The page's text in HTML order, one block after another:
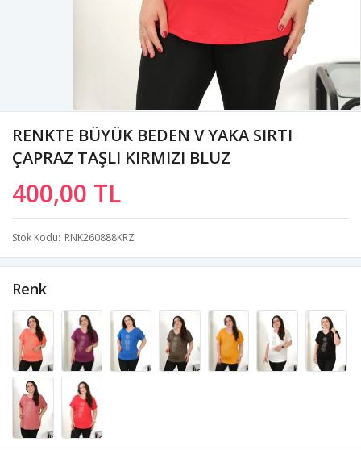
RENKTE BÜYÜK BEDEN V YAKA SIRTI
ÇAPRAZ TAŞLI KIRMIZI BLUZ
400,00 TL
Stok Kodu RNK260888KRZ
Renk